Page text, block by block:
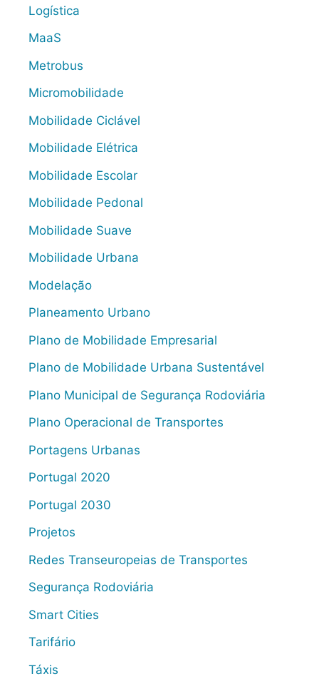
Logística
MaaS
Metrobus
Micromobilidade
Mobilidade Ciclável
Mobilidade Elétrica
Mobilidade Escolar
Mobilidade Pedonal
Mobilidade Suave
Mobilidade Urbana
Modelação
Planeamento Urbano
Plano de Mobilidade Empresarial
Plano de Mobilidade Urbana Sustentável
Plano Municipal de Segurança Rodoviária
Plano Operacional de Transportes
Portagens Urbanas
Portugal 2020
Portugal 2030
Projetos
Redes Transeuropeias de Transportes
Segurança Rodoviária
Smart Cities
Tarifário
Táxis